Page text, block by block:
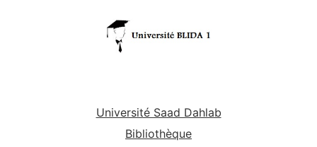
Université Saad Dahlab
Bibliothèque